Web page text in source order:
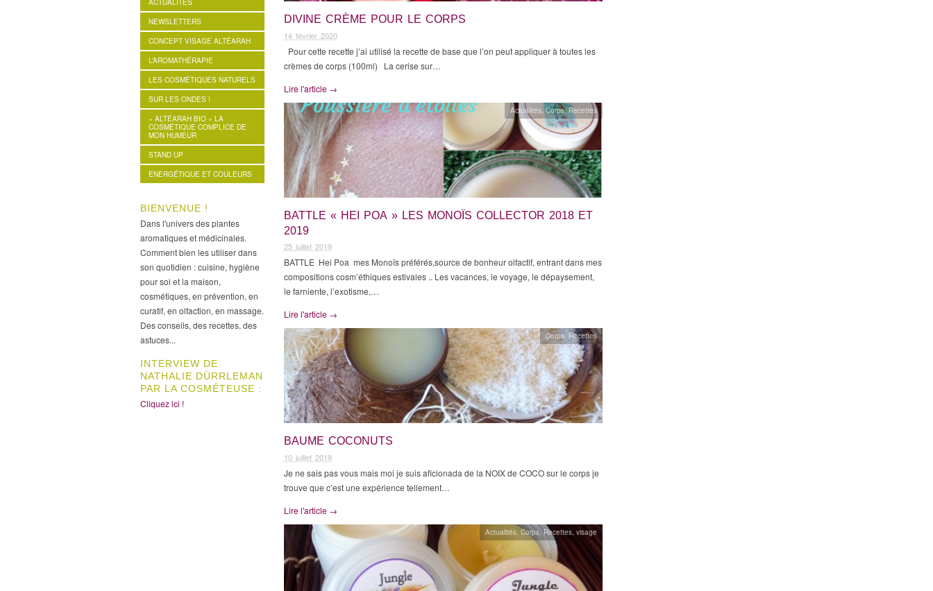
ACTUALITÉS
NEWSLETTERS
CONCEPT VISAGE ALTÉARAH
L’AROMATHÉRAPIE
LES COSMÉTIQUES NATURELS
SUR LES ONDES !
« ALTÉARAH BIO » LA
COSMÉTIQUE COMPLICE DE
MON HUMEUR
STAND UP
ENERGÉTIQUE ET COULEURS
BIENVENUE !
Dans l'univers des plantes
aromatiques et médicinales.
Comment bien les utiliser dans
son quotidien : cuisine, hygiène
pour soi et la maison,
cosmétiques, en prévention, en
curatif, en olfaction, en massage.
Des conseils, des recettes, des
astuces...
INTERVIEW DE
NATHALIE DÜRRLEMAN
PAR LA COSMÉTEUSE :
Cliquez ici !
DIVINE CRÈME POUR LE CORPS
14 février 2020
Pour cette recette j’ai utilisé la recette de base que l’on peut appliquer à toutes les
crèmes de corps (100ml) La cerise sur…
Lire l'article →
BATTLE « HEI POA » LES MONOÏS COLLECTOR 2018 ET
2019
25 juillet 2019
Actualités,Corps, Recettes
BATTLE Hei Poa mes Monoïs préférés,source de bonheur olfactif, entrant dans mes
compositions cosm’éthiques estivales .. Les vacances, le voyage, le dépaysement,
le farniente, l’exotisme,…
Lire l'article →
BAUME COCONUTS
10 juillet 2019
Corps, Recettes
Je ne sais pas vous mais moi je suis aficionada de la NOIX de COCO sur le corps je
trouve que c’est une expérience tellement…
Lire l'article →
Actualités,Corps,Recettes,visage